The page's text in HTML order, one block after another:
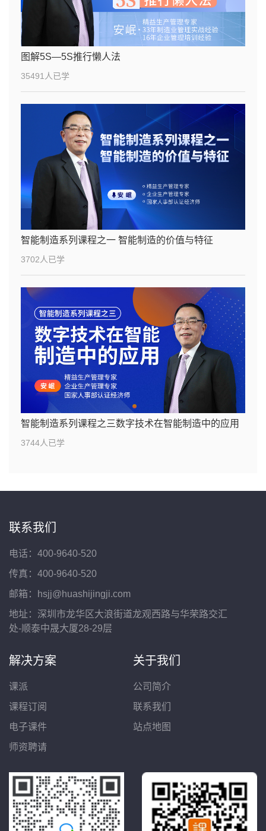
图解5S—5S推行懒人法
35491人已学
智能制造系列课程之一 智能制造的价值与特征
3702人已学
智能制造系列课程之三数字技术在智能制造中的应用
3744人已学
联系我们
电话：400-9640-520
传真：400-9640-520
邮箱：hsjj@huashijingji.com
地址：深圳市龙华区大浪街道龙观西路与华荣路交汇
处-顺泰中晟大厦28-29层
解决方案
课派
课程订阅
电子课件
师资聘请
关于我们
公司简介
联系我们
站点地图